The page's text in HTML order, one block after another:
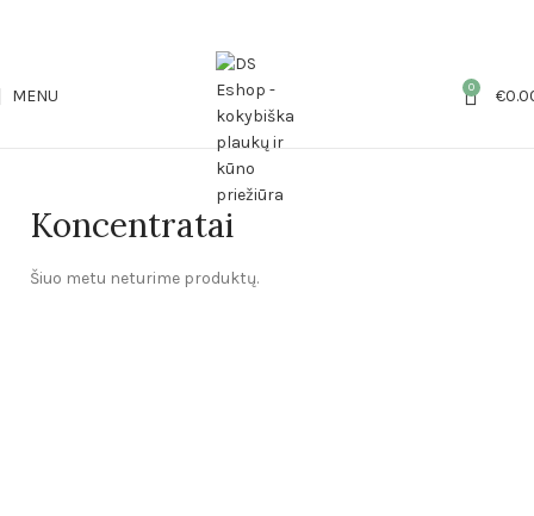
MENU 0 €
Koncentratai
Šiuo metu neturime produktų.